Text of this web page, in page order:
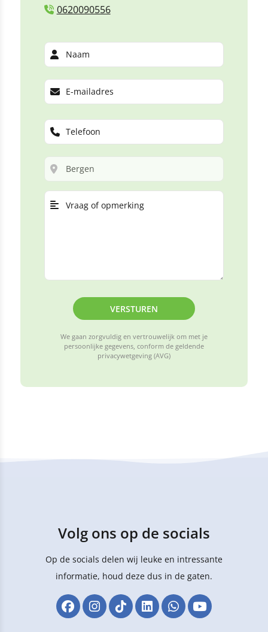
0620090556
VERSTUREN
We gaan zorgvuldig en vertrouwelijk om met je
persoonlijke gegevens, conform de geldende
privacywetgeving (AVG)
Volg ons op de socials
Op de socials delen wij leuke en intressante
informatie, houd deze dus in de gaten.